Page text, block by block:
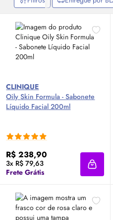
CLINIQUE
OilySkin Formula - Sabonete
Líquido Facial 200ml
R$ 238,90
3x R$ 79,63
Frete Grátis